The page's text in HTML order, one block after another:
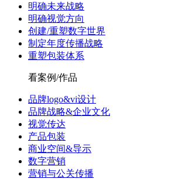
明确未来战略
明确视觉方向
创建/重塑数字世界
制定年度传播战略
重塑包装体系
看案例/作品
品牌logo&vi设计
品牌战略&企业文化
视觉传达
产品包装
商业空间&导示
数字营销
营销与公关传播